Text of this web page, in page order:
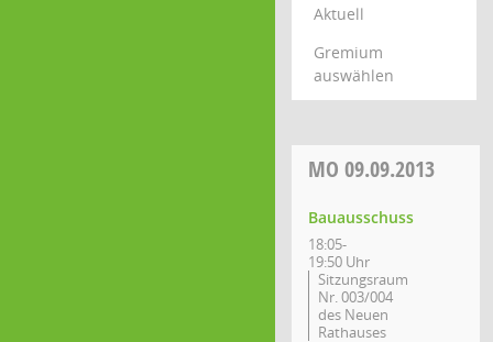
Aktuell
Gremium
auswählen
MO 09.09.2013
Bauausschuss
18:05-
19:50 Uhr
Sitzungsraum
Nr. 003/004
des Neuen
Rathauses